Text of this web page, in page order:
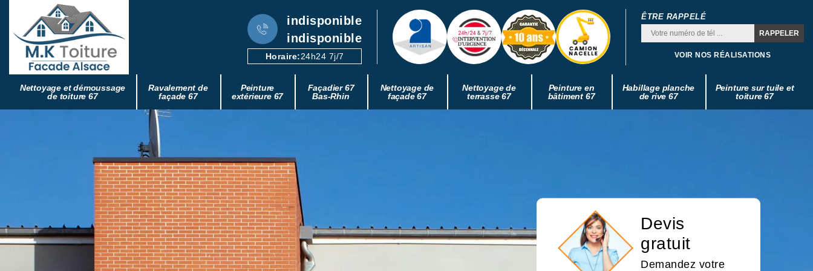
indisponible
indisponible
Horaire:24h24 7j/7
ÊTRE RAPPELÉ
VOIR NOS RÉALISATIONS
Nettoyage et démoussage
de toiture 67
Ravalement de
façade 67
Peinture
extérieure 67
Façadier 67
Bas-Rhin
Nettoyage de
façade 67
Nettoyage de
terrasse 67
Peinture en
bâtiment 67
Habillage planche
de rive 67
Peinture sur tuile et
toiture 67
Devis
gratuit
Demandez votre